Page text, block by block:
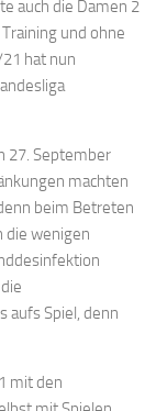
auch die Damen 2
und ohne
hat nun
27. September
machten
beim Betreten
die wenigen
aufs Spiel, denn
mit den